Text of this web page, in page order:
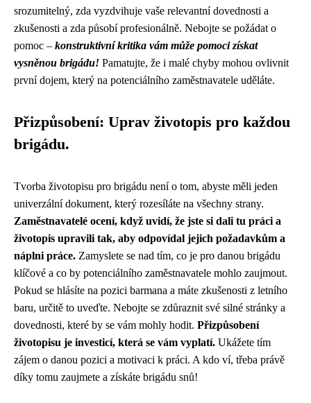
srozumitelný, zda vyzdvihuje vaše relevantní dovednosti a
zkušenosti a zda působí profesionálně. Nebojte se požádat o
pomoc – konstruktivní kritika vám může pomoci získat
vysněnou brigádu! Pamatujte, že i malé chyby mohou ovlivnit
první dojem, který na potenciálního zaměstnavatele uděláte.
Přizpůsobení: Uprav životopis pro každou
brigádu.
Tvorba životopisu pro brigádu není o tom, abyste měli jeden
univerzální dokument, který rozesíláte na všechny strany.
Zaměstnavatelé ocení, když uvidí, že jste si dali tu práci a
životopis upravili tak, aby odpovídal jejich požadavkům a
náplni práce. Zamyslete se nad tím, co je pro danou brigádu
klíčové a co by potenciálního zaměstnavatele mohlo zaujmout.
Pokud se hlásíte na pozici barmana a máte zkušenosti z letního
baru, určitě to uveďte. Nebojte se zdůraznit své silné stránky a
dovednosti, které by se vám mohly hodit. Přizpůsobení
životopisu je investicí, která se vám vyplatí. Ukážete tím
zájem o danou pozici a motivaci k práci. A kdo ví, třeba právě
díky tomu zaujmete a získáte brigádu snů!